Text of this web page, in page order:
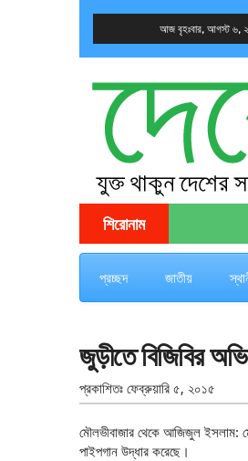
আজ বৃহঃবার, আগস্ট ৬,
দেশের খবর
যুক্ত থাকুন দেশের সঙ্গে
শিরোনাম
প্রচ্ছদ জাতীয়
জুড়ীতে বিজিবির
প্রকাশিতঃ ফেব্রুয়ারি ৫, ২০১৫
মৌলভীবাজার থেকে আজিজুল ইসলাম:
পাইপগান উদ্ধার করেছে।